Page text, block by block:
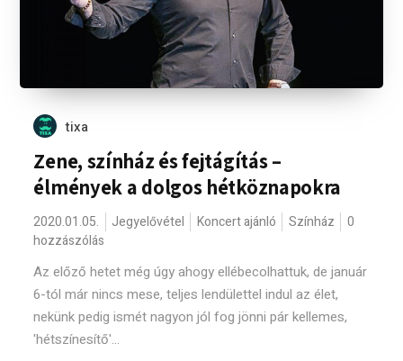
tixa
Zene, színház és fejtágítás –
élmények a dolgos hétköznapokra
2020.01.05. Jegyelővétel Koncert ajánló Színház
0
hozzászólás
Az előző hetet még úgy ahogy ellébecolhattuk, de január
6-tól már nincs mese, teljes lendülettel indul az élet,
nekünk pedig ismét nagyon jól fog jönni pár kellemes,
'hétszínesítő'...